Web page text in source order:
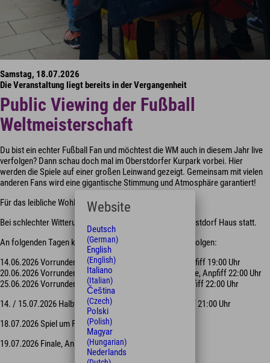
Samstag, 18.07.2026
Die Veranstaltung liegt bereits in der Vergangenheit
Public Viewing der Fußball
Weltmeisterschaft
Du bist ein echter Fußball Fan und möchtest die WM auch in diesem Jahr live
verfolgen? Dann schau doch mal im Oberstdorfer Kurpark vorbei. Hier
werden die Spiele auf einer großen Leinwand gezeigt. Gemeinsam mit vielen
anderen Fans wird eine gigantische Stimmung und Atmosphäre garantiert!
Für das leibliche Wohl wird bestens gesorgt.
Bei schlechter Witterung findet eine Übertragung im Oberstdorf Haus statt.
An folgenden Tagen kannst Du den Fussball hier live verfolgen:
14.06.2026 Vorrundenspiel Deutschland – Curacao, Anpfiff 19:00 Uhr
20.06.2026 Vorrundenspiel Deutschland – Elfenbeinküste, Anpfiff 22:00 Uhr
25.06.2026 Vorrundenspiel Deutschland – Ecuador, Anpfiff 22:00 Uhr
14. / 15.07.2026 Halbfinalspiele (pro Tag 1 Spiel), Anpfiff 21:00 Uhr
18.07.2026 Spiel um Platz 3, Anpfiff 23:00 Uhr
19.07.2026 Finale, Anpfiff 21:00 Uhr
Website
Deutsch
(German)
English
(English)
Italiano
(Italian)
Čeština
(Czech)
Polski
(Polish)
Magyar
(Hungarian)
Nederlands